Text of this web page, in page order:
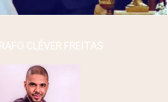
CLÉVER FREITAS